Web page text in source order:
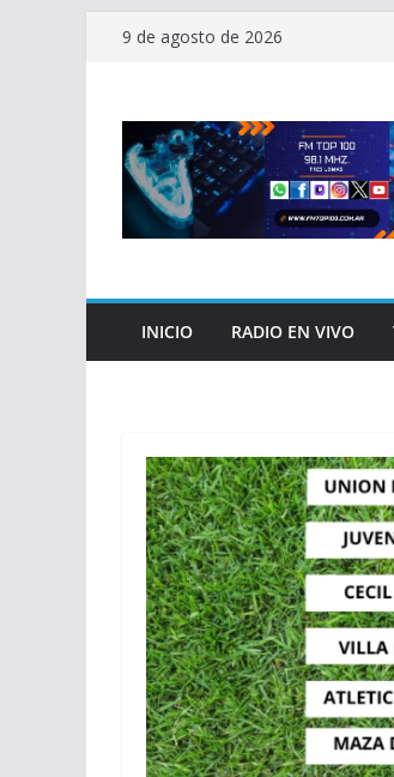
Saltar9 de agosto de 2026
INICIO RADIO EN VIVO